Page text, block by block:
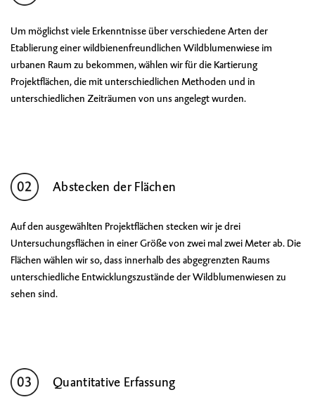
Um möglichst viele Erkenntnisse über verschiedene Arten der
Etablierung einer wildbienenfreundlichen Wildblumenwiese im
urbanen Raum zu bekommen, wählen wir für die Kartierung
Projektflächen, die mit unterschiedlichen Methoden und in
unterschiedlichen Zeiträumen von uns angelegt wurden.
Abstecken der Flächen
Auf den ausgewählten Projektflächen stecken wir je drei
Untersuchungsflächen in einer Größe von zwei mal zwei Meter ab. Die
Flächen wählen wir so, dass innerhalb des abgegrenzten Raums
unterschiedliche Entwicklungszustände der Wildblumenwiesen zu
sehen sind.
Quantitative Erfassung